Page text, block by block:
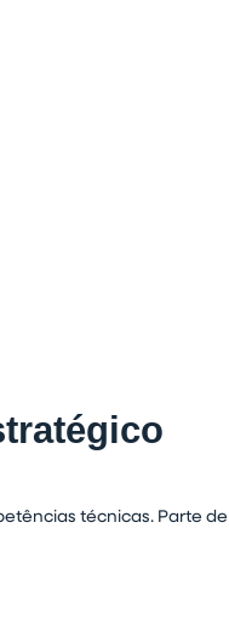
técnicas. Parte de